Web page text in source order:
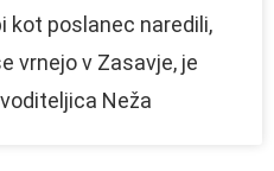
kot poslanec naredili,
vrnejo v Zasavje, je
Neža